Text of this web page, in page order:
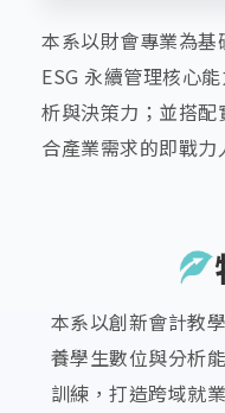
本系以財會專業為
ESG 永續管理核心
析與決策力；並搭
合產業需求的即戰力
本系以創新會計教
養學生數位與分析
訓練，打造跨域就